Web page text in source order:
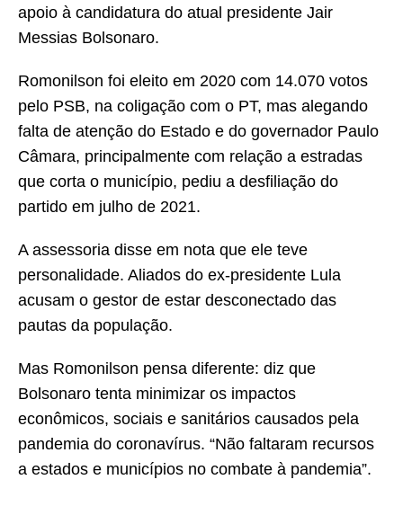
apoio à candidatura do atual presidente Jair
Messias Bolsonaro.
Romonilson foi eleito em 2020 com 14.070 votos
pelo PSB, na coligação com o PT, mas alegando
falta de atenção do Estado e do governador Paulo
Câmara, principalmente com relação a estradas
que corta o município, pediu a desfiliação do
partido em julho de 2021.
A assessoria disse em nota que ele teve
personalidade. Aliados do ex-presidente Lula
acusam o gestor de estar desconectado das
pautas da população.
Mas Romonilson pensa diferente: diz que
Bolsonaro tenta minimizar os impactos
econômicos, sociais e sanitários causados pela
pandemia do coronavírus. “Não faltaram recursos
a estados e municípios no combate à pandemia”.